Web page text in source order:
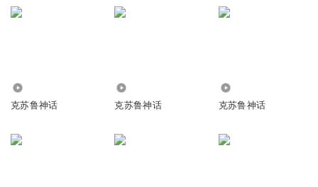
我最喜欢的克苏鲁短篇！星之彩！最强“外星物种”
克苏鲁神话 克苏鲁神话 克苏鲁神话